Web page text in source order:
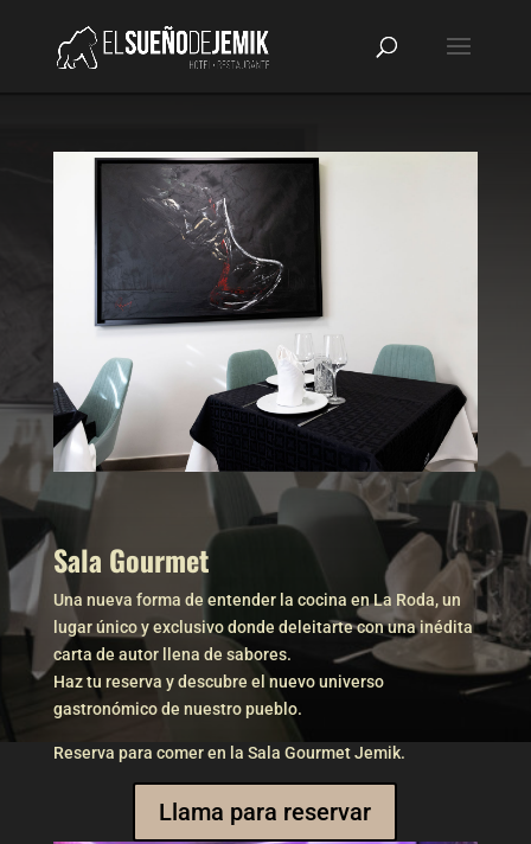
Sala Gourmet
Una nueva forma de entender la cocina en La Roda, un
lugar único y exclusivo donde deleitarte con una inédita
carta de autor llena de sabores.
⁣Haz tu reserva y descubre el nuevo universo
gastronómico de nuestro pueblo.⁣
Reserva para comer en la Sala Gourmet Jemik.
Llama para reservar